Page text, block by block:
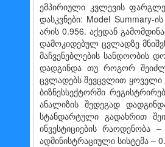
ემპირიული კვლევის
დასკვნები: Model Summary-
არის 0.956. აქედან
დამოკიდებულ ცვლადზე
მაჩვენებლების სანდოობის
დადგინდა თუ როგორ
ცვლადებს შევცვლით ყოველი
ბიზნესსექტორში
ანალიზის შედეგად
სტანდარტული გადახრით
ინვესტიციების რაოდენობა
ადმინისტრაციული სისტემა –